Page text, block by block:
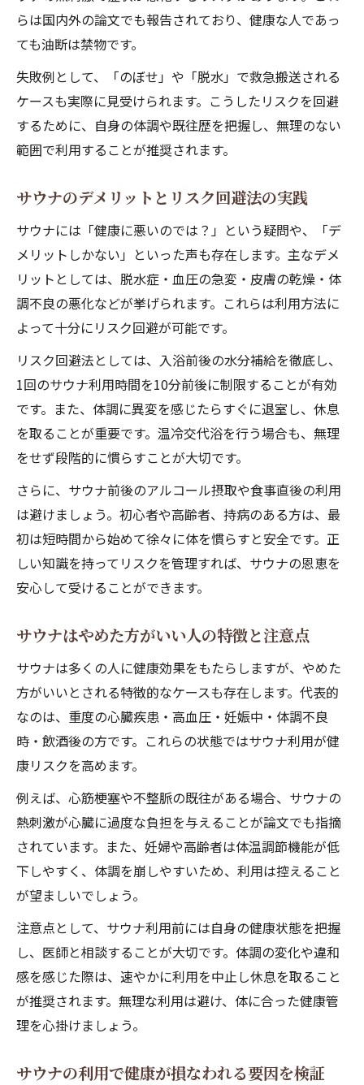
らは国内外の論文でも報告されており、健康な人であっ
ても油断は禁物です。
失敗例として、「のぼせ」や「脱水」で救急搬送される
ケースも実際に見受けられます。こうしたリスクを回避
するために、自身の体調や既往歴を把握し、無理のない
範囲で利用することが推奨されます。
サウナのデメリットとリスク回避法の実践
サウナには「健康に悪いのでは？」という疑問や、「デ
メリットしかない」といった声も存在します。主なデメ
リットとしては、脱水症・血圧の急変・皮膚の乾燥・体
調不良の悪化などが挙げられます。これらは利用方法に
よって十分にリスク回避が可能です。
リスク回避法としては、入浴前後の水分補給を徹底し、
1回のサウナ利用時間を10分前後に制限することが有効
です。また、体調に異変を感じたらすぐに退室し、休息
を取ることが重要です。温冷交代浴を行う場合も、無理
をせず段階的に慣らすことが大切です。
さらに、サウナ前後のアルコール摂取や食事直後の利用
は避けましょう。初心者や高齢者、持病のある方は、最
初は短時間から始めて徐々に体を慣らすと安全です。正
しい知識を持ってリスクを管理すれば、サウナの恩恵を
安心して受けることができます。
サウナはやめた方がいい人の特徴と注意点
サウナは多くの人に健康効果をもたらしますが、やめた
方がいいとされる特徴的なケースも存在します。代表的
なのは、重度の心臓疾患・高血圧・妊娠中・体調不良
時・飲酒後の方です。これらの状態ではサウナ利用が健
康リスクを高めます。
例えば、心筋梗塞や不整脈の既往がある場合、サウナの
熱刺激が心臓に過度な負担を与えることが論文でも指摘
されています。また、妊婦や高齢者は体温調節機能が低
下しやすく、体調を崩しやすいため、利用は控えること
が望ましいでしょう。
注意点として、サウナ利用前には自身の健康状態を把握
し、医師と相談することが大切です。体調の変化や違和
感を感じた際は、速やかに利用を中止し休息を取ること
が推奨されます。無理な利用は避け、体に合った健康管
理を心掛けましょう。
サウナの利用で健康が損なわれる要因を検証